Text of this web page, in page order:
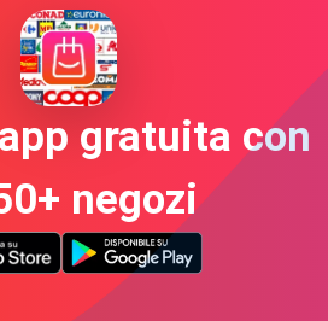
gratuita con
negozi